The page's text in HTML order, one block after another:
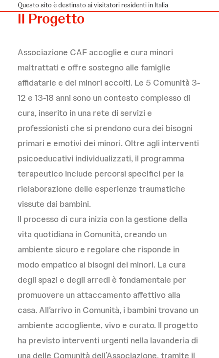
Questo sito è destinato ai visitatori residenti in Italia
Il Progetto
Associazione CAF accoglie e cura minori
maltrattati e offre sostegno alle famiglie
affidatarie e dei minori accolti. Le 5 Comunità 3-
12 e 13-18 anni sono un contesto complesso di
cura, inserito in una rete di servizi e
professionisti che si prendono cura dei bisogni
primari e emotivi dei minori. Oltre agli interventi
psicoeducativi individualizzati, il programma
terapeutico include percorsi specifici per la
rielaborazione delle esperienze traumatiche
vissute dai bambini.
Il processo di cura inizia con la gestione della
vita quotidiana in Comunità, creando un
ambiente sicuro e regolare che risponde in
modo empatico ai bisogni dei minori. La cura
degli spazi e degli arredi è fondamentale per
promuovere un attaccamento affettivo alla
casa. All’arrivo in Comunità, i bambini trovano un
ambiente accogliente, vivo e curato. Il progetto
ha previsto interventi urgenti nella lavanderia di
una delle Comunità dell’Associazione, tramite il